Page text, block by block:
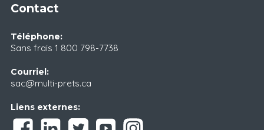
Contact
Téléphone:
Sans frais 1 800 798-7738
Courriel:
sac@multi-prets.ca
Liens externes: